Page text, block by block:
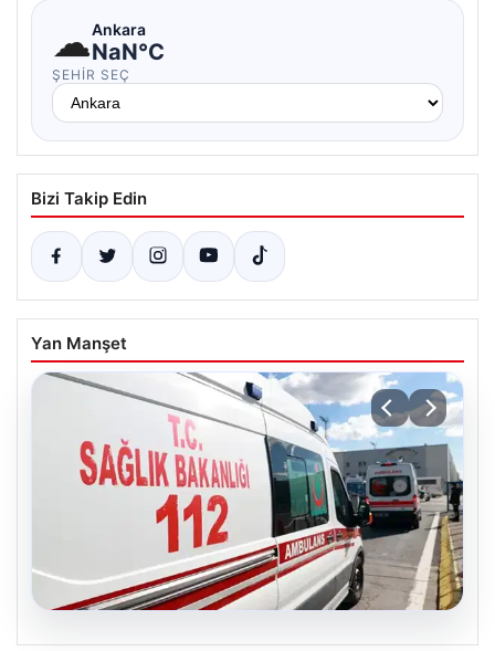
☁Ankara
NaN°C
ŞEHIR SEÇ
Bizi Takip Edin
Yan Manşet
05.08.2026